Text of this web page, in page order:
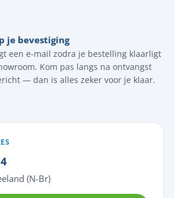
je bevestiging
een e-mail zodra je bestelling klaarligt
Kom pas langs na ontvangst
— dan is alles zeker voor je klaar.
(N-Br)